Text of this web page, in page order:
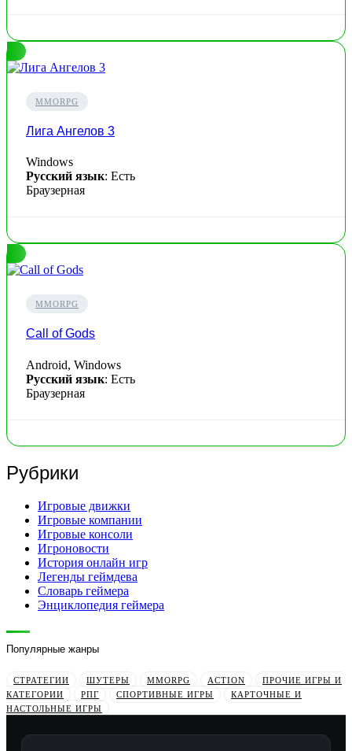
MMORPG
Лига Ангелов 3
Windows
Русский язык: Есть
Браузерная
MMORPG
Call of Gods
Android, Windows
Русский язык: Есть
Браузерная
Рубрики
Игровые движки
Игровые компании
Игровые консоли
Игроновости
История онлайн игр
Легенды геймдева
Словарь геймера
Энциклопедия геймера
Популярные жанры
СТРАТЕГИИ ШУТЕРЫ MMORPG ACTION
ПРОЧИЕ ИГРЫ И
КАТЕГОРИИ
РПГ СПОРТИВНЫЕ ИГРЫ
КАРТОЧНЫЕ И
НАСТОЛЬНЫЕ ИГРЫ